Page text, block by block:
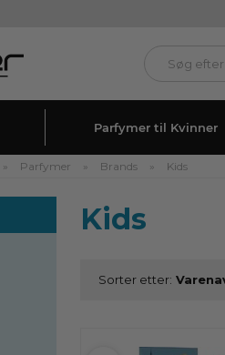
Parfymer til Kvinner
» Parfymer » Brands » Kids
Kids
Sorter etter: